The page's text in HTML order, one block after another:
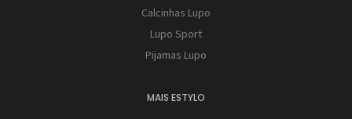
Calcinhas Lupo
Lupo Sport
Pijamas Lupo
MAIS ESTYLO